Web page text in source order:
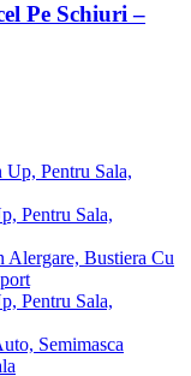
Pe Schiuri –
Pentru Sala,
Pentru Sala,